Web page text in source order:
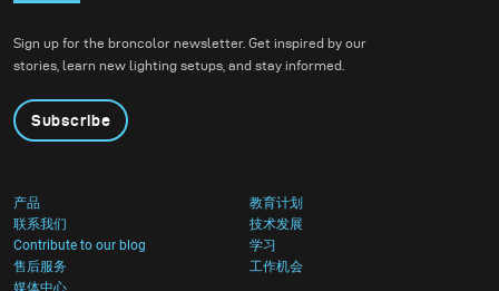
Sign up for the broncolor newsletter. Get inspired by our
stories, learn new lighting setups, and stay informed.
Subscribe
产品
教育计划
联系我们
技术发展
Contribute to our blog
学习
售后服务
工作机会
媒体中心